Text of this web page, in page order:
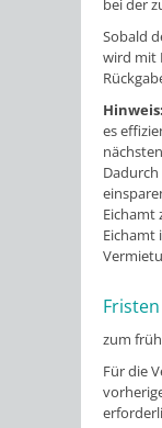
Sobald
wird mit
Hinweis:
es
Eichamt
Eichamt
Fristen
zum
Für die